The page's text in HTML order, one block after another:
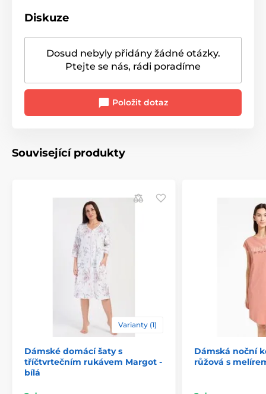
Diskuze
Dosud nebyly přidány žádné otázky.
Ptejte se nás, rádi poradíme
Položit dotaz
Související produkty
Varianty (1)
Dámské domácí šaty s
tříčtvrtečním rukávem Margot -
bílá
Dámská noční
růžová s